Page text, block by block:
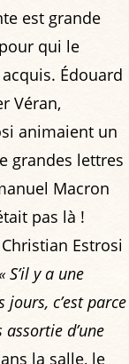
est grande
qui le
Édouard
Véran,
animaient un
grandes lettres
Macron
pas là !
Estrosi
S’il y a une
c’est parce
d’une
la salle, le